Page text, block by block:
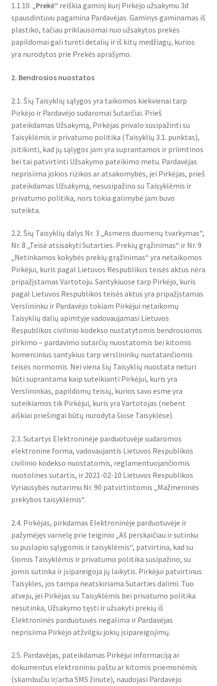
1.1.10. „Prekė“ reiškia gaminį kurį Pirkėjo užsakymu 3d
spausdintuvu pagamina Pardavėjas. Gaminys gaminamas iš
plastiko, tačiau priklausomai nuo užsakytos prekės
papildomai gali turėti detalių ir iš kitų medžiagų, kurios
yra nurodytos prie Prekės aprašymo.
2. Bendrosios nuostatos
2.1. Šių Taisyklių sąlygos yra taikomos kiekvienai tarp
Pirkėjo ir Pardavėjo sudaromai Sutarčiai. Prieš
pateikdamas Užsakymą, Pirkėjas privalo susipažinti su
Taisyklėmis ir privatumo politika (Taisyklių 3.1. punktas),
įsitikinti, kad jų sąlygos jam yra suprantamos ir priimtinos
bei tai patvirtinti Užsakymo pateikimo metu. Pardavėjas
neprisiima jokios rizikos ar atsakomybės, jei Pirkėjas, prieš
pateikdamas Užsakymą, nesusipažino su Taisyklėmis ir
privatumo politika, nors tokia galimybė jam buvo
suteikta.
2.2. Šių Taisyklių dalys Nr. 3 „Asmens duomenų tvarkymas“,
Nr. 8 „Teisė atsisakyti Sutarties. Prekių grąžinimas“ ir Nr. 9
„Netinkamos kokybės prekių grąžinimas“ yra netaikomos
Pirkėjui, kuris pagal Lietuvos Respublikos teisės aktus nėra
pripažįstamas Vartotoju. Santykiuose tarp Pirkėjo, kuris
pagal Lietuvos Respublikos teisės aktus yra pripažįstamas
Verslininku ir Pardavėjo tokiam Pirkėjui netaikomų
Taisyklių dalių apimtyje vadovaujamasi Lietuvos
Respublikos civilinio kodekso nustatytomis bendrosiomis
pirkimo – pardavimo sutarčių nuostatomis bei kitomis
komercinius santykius tarp verslininkų nustatančiomis
teisės normomis. Nei viena šių Taisyklių nuostata neturi
būti suprantama kaip suteikianti Pirkėjui, kuris yra
Verslininkas, papildomų teisių, kurios savo esme yra
suteikiamos tik Pirkėjui, kuris yra Vartotojas (nebent
aiškiai priešingai būtų nurodyta šiose Taisyklėse).
2.3. Sutartys Elektroninėje parduotuvėje sudaromos
elektronine forma, vadovaujantis Lietuvos Respublikos
civilinio kodekso nuostatomis, reglamentuojančiomis
nuotolines sutartis, ir 2021-02-10 Lietuvos Respublikos
Vyriausybės nutarimu Nr. 90 patvirtintomis „Mažmeninės
prekybos taisyklėmis“.
2.4. Pirkėjas, pirkdamas Elektroninėje parduotuvėje ir
pažymėjęs varnelę prie teiginio „Aš perskaičiau ir sutinku
su puslapio sąlygomis ir taisyklėmis“, patvirtina, kad su
šiomis Taisyklėmis ir privatumo politika susipažino, su
jomis sutinka ir įsipareigoja jų laikytis. Pirkėjui patvirtinus
Taisykles, jos tampa neatskiriama Sutarties dalimi. Tuo
atveju, jei Pirkėjas su Taisyklėmis bei privatumo politika
nesutinka, Užsakymo tęsti ir užsakyti prekių iš
Elektroninės parduotuvės negalima ir Pardavėjas
neprisiima Pirkėjo atžvilgiu jokių įsipareigojimų.
2.5. Pardavėjas, pateikdamas Pirkėjui informaciją ar
dokumentus elektroniniu paštu ar kitomis priemonėmis
(skambučiu ir/arba SMS žinute), naudojasi Pardavėjo